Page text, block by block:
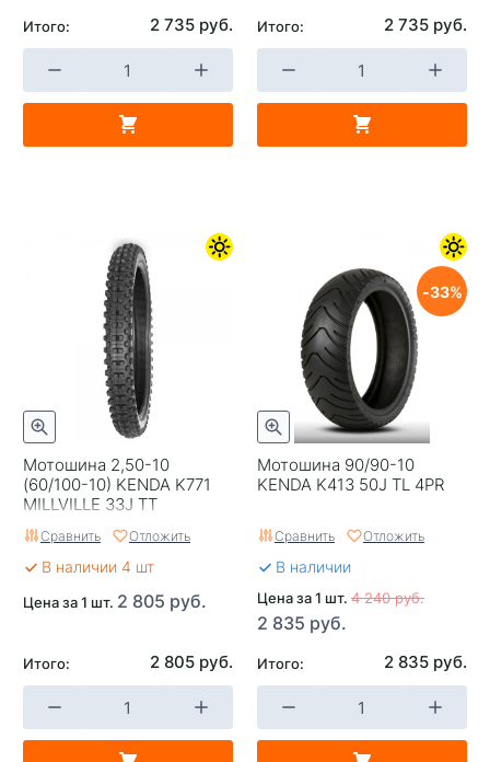
Итого: 2 735 руб. Итого: 2 735 руб.
Мотошина 2,50-10
(60/100-10) KENDA K771
MILLVILLE 33J TT
Сравнить Отложить
В наличии 4 шт
Цена за 1 шт. 2 805 руб.
Итого: 2 805 руб.
Мотошина 90/90-10
KENDA K413 50J TL 4PR
33
Сравнить Отложить
В наличии
Цена за 1 шт. 4 240 руб.
2 835 руб.
Итого: 2 835 руб.